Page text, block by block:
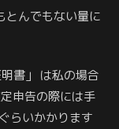
とんでもない量に
書」 は私の場合
申告の際には手
らいかかります